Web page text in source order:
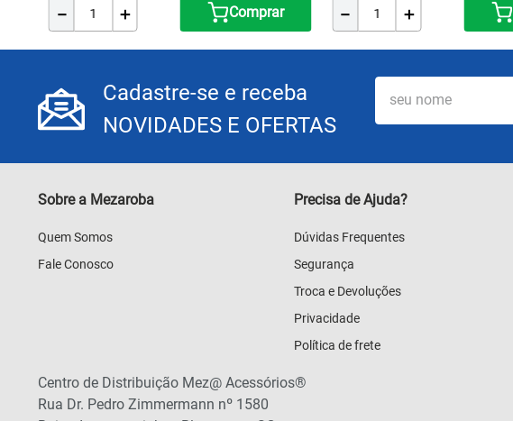
＋
－ Comprar ＋
－
Cadastre-se e receba
NOVIDADES E OFERTAS
Sobre a Mezaroba
Quem Somos
Fale Conosco
Precisa de Ajuda?
Dúvidas Frequentes
Segurança
Troca e Devoluções
Privacidade
Política de frete
Centro de Distribuição Mez@ Acessórios®
Rua Dr. Pedro Zimmermann nº 1580